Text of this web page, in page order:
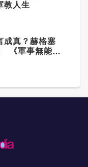
教人生
成真？赫格塞
《軍事無能心